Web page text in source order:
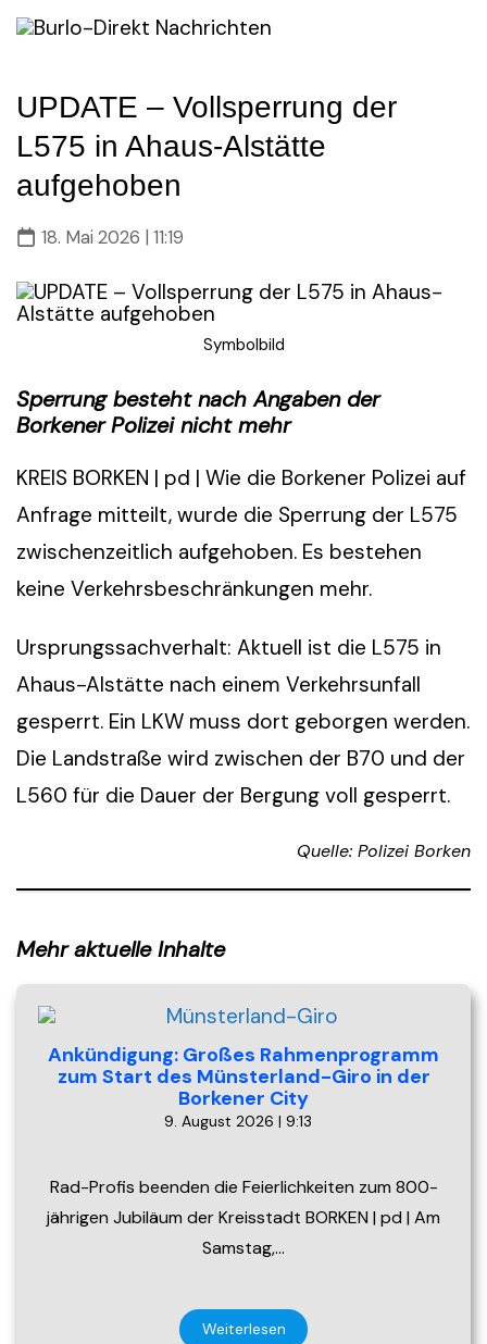
to
UPDATE – Vollsperrung der
L575 in Ahaus-Alstätte
aufgehoben
18. Mai 2026 | 11:19
Symbolbild
Sperrung besteht nach Angaben der
Borkener Polizei nicht mehr
KREIS BORKEN | pd | Wie die Borkener Polizei auf
Anfrage mitteilt, wurde die Sperrung der L575
zwischenzeitlich aufgehoben. Es bestehen
keine Verkehrsbeschränkungen mehr.
Ursprungssachverhalt: Aktuell ist die L575 in
Ahaus-Alstätte nach einem Verkehrsunfall
gesperrt. Ein LKW muss dort geborgen werden.
Die Landstraße wird zwischen der B70 und der
L560 für die Dauer der Bergung voll gesperrt.
Quelle: Polizei Borken
Mehr aktuelle Inhalte
Ankündigung: Großes Rahmenprogramm
zum Start des Münsterland-Giro in der
Borkener City
9. August 2026 | 9:13
Rad-Profis beenden die Feierlichkeiten zum 800-
jährigen Jubiläum der Kreisstadt BORKEN | pd | Am
Samstag,…
Weiterlesen